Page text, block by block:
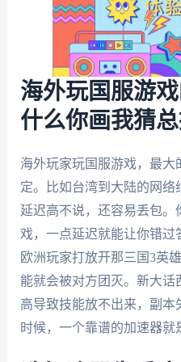
海外玩国服游
什么你画我猜总
海外玩家玩国服游戏，最
定。比如台湾到大陆的网络
延迟高不说，还容易丢包
戏，一点延迟就能让你错过
欧洲玩家打放开那三国3英
能就会被对方团灭。新大话
高导致技能放不出来，副
时候，一个靠谱的加速器就